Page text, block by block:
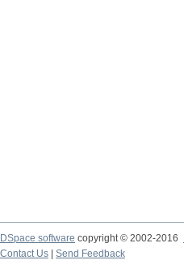
DSpace software copyright © 2002-2016
Contact Us
Send Feedback